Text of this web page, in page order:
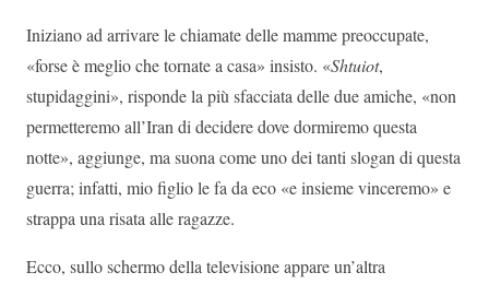
Iniziano ad arrivare le chiamate delle mamme preoccupate,
«forse è meglio che tornate a casa» insisto. «Shtuiot,
stupidaggini», risponde la più sfacciata delle due amiche, «non
permetteremo all’Iran di decidere dove dormiremo questa
notte», aggiunge, ma suona come uno dei tanti slogan di questa
guerra; infatti, mio figlio le fa da eco «e insieme vinceremo» e
strappa una risata alle ragazze.
Ecco, sullo schermo della televisione appare un’altra